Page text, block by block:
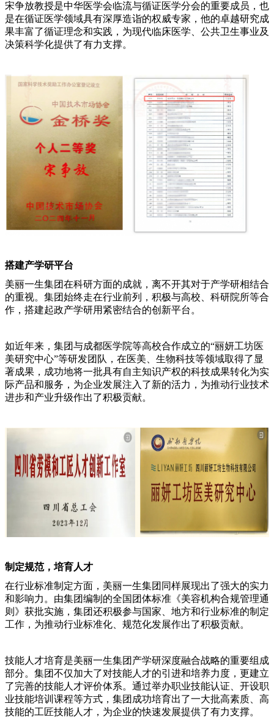
宋争放教授是中华医学会临流与循证医学分会的重要成员，也
是在循证医学领域具有深厚造诣的权威专家，他的卓越研究成
果丰富了循证理念和实践，为现代临床医学、公共卫生事业及
决策科学化提供了有力支撑。
搭建产学研平台
美丽一生集团在科研方面的成就，离不开其对于产学研相结合
的重视。集团始终走在行业前列，积极与高校、科研院所等合
作，搭建起政产学研用紧密结合的创新平台。
如近年来，集团与成都医学院等高校合作成立的“丽妍工坊医
美研究中心”等研发团队，在医美、生物科技等领域取得了显
著成果，成功地将一批具有自主知识产权的科技成果转化为实
际产品和服务，为企业发展注入了新的活力，为推动行业技术
进步和产业升级作出了积极贡献。
制定规范，培育人才
在行业标准制定方面，美丽一生集团同样展现出了强大的实力
和影响力。由集团编制的全国团体标准《美容机构合规管理通
则》获批实施，集团还积极参与国家、地方和行业标准的制定
工作，为推动行业标准化、规范化发展作出了积极贡献。
技能人才培育是美丽一生集团产学研深度融合战略的重要组成
部分。集团不仅加大了对技能人才的引进和培养力度，更建立
了完善的技能人才评价体系。通过举办职业技能认证、开设职
业技能培训课程等方式，集团成功培育出了一大批高素质、高
技能的工匠技能人才，为企业的快速发展提供了有力支撑。